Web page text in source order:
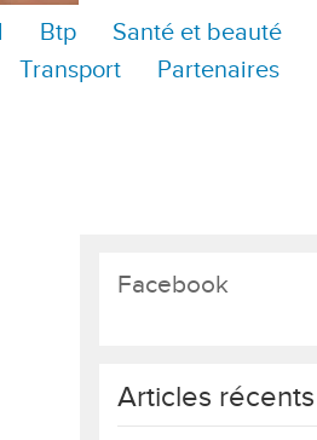
Btp Santé et beauté
Transport Partenaires
Facebook
Articles récents